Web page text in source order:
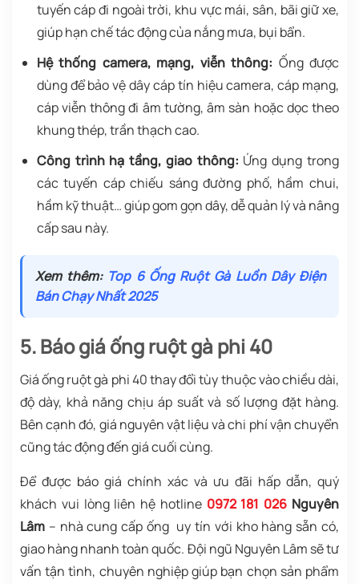
tuyến cáp đi ngoài trời, khu vực mái, sân, bãi giữ xe,
giúp hạn chế tác động của nắng mưa, bụi bẩn.
Hệ thống camera, mạng, viễn thông: Ống được
dùng để bảo vệ dây cáp tín hiệu camera, cáp mạng,
cáp viễn thông đi âm tường, âm sàn hoặc dọc theo
khung thép, trần thạch cao.
Công trình hạ tầng, giao thông: Ứng dụng trong
các tuyến cáp chiếu sáng đường phố, hầm chui,
hầm kỹ thuật… giúp gom gọn dây, dễ quản lý và nâng
cấp sau này.
Xem thêm: Top 6 Ống Ruột Gà Luồn Dây Điện
Bán Chạy Nhất 2025
5. Báo giá ống ruột gà phi 40
Giá ống ruột gà phi 40thay đổi tùy thuộc vào chiều dài,
độ dày, khả năng chịu áp suất và số lượng đặt hàng.
Bên cạnh đó, giá nguyên vật liệu và chi phí vận chuyển
cũng tác động đến giá cuối cùng.
Để được báo giá chính xác và ưu đãi hấp dẫn, quý
khách vui lòng liên hệ hotline 0972 181 026 Nguyên
Lâm – nhà cung cấp ống uy tín với kho hàng sẵn có,
giao hàng nhanh toàn quốc. Đội ngũ Nguyên Lâm sẽ tư
vấn tận tình, chuyên nghiệp giúp bạn chọn sản phẩm